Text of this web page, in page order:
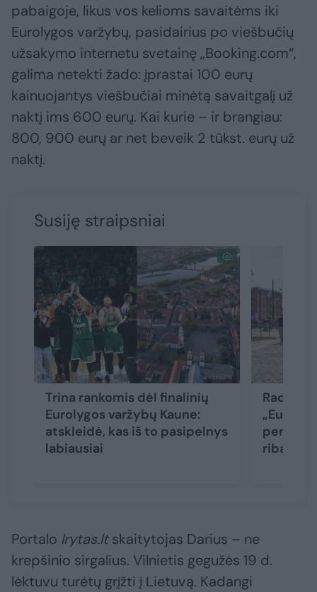
pabaigoje, likus vos kelioms savaitėms iki
Eurolygos varžybų, pasidairius po viešbučių
užsakymo internetu svetainę „Booking.com“,
galima netekti žado: įprastai 100 eurų
kainuojantys viešbučiai minėtą savaitgalį už
naktį ims 600 eurų. Kai kurie – ir brangiau:
800, 900 eurų ar net beveik 2 tūkst. eurų už
naktį.
Susiję straipsniai
Trina rankomis dėl finalinių
Eurolygos varžybų Kaune:
atskleidė, kas iš to pasipelnys
labiausiai
Rado
ribas
Portalo lrytas.ltskaitytojas Darius – ne
krepšinio sirgalius. Vilnietis gegužės 19 d.
lėktuvu turėtų grįžti į Lietuvą. Kadangi